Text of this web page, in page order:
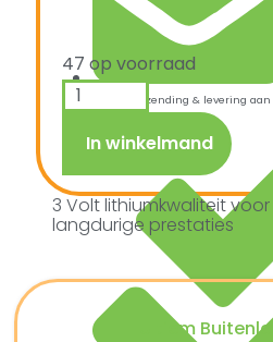
Snelle verzending & levering
47 op voorraad
In winkelmand
3 Volt lithiumkwaliteit
langdurige prestaties
Ultiem